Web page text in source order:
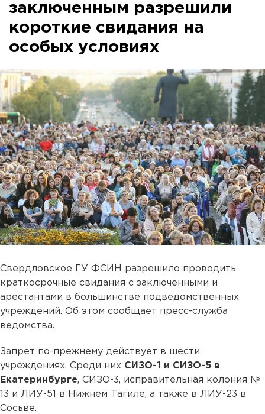
заключенным разрешили
короткие свидания на
особых условиях
Свердловское ГУ ФСИН разрешило проводить
краткосрочные свидания с заключенными и
арестантами в большинстве подведомственных
учреждений. Об этом сообщает пресс-служба
ведомства.
Запрет по-прежнему действует в шести
учреждениях. Среди них СИЗО-1 и СИЗО-5 в
Екатеринбурге, СИЗО-3, исправительная колония №
13 и ЛИУ-51 в Нижнем Тагиле, а также в ЛИУ-23 в
Сосьве.